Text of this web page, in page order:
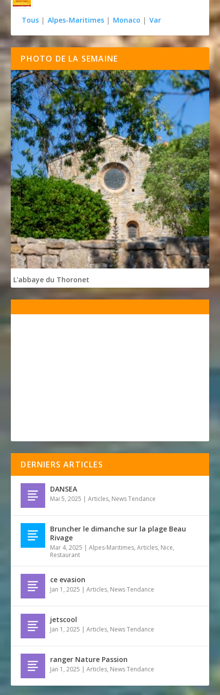
Tous | Alpes-Maritimes | Monaco | Var
PHOTO DE LA SEMAINE
L'abbaye du Thoronet
DERNIERS ARTICLES
DANSEA
Mai 5, 2025 |Articles, News Tendance
Bruncher le dimanche sur la plage Beau
Rivage
Mar 4, 2025 |Alpes-Maritimes,Articles, Nice,
Restaurant
ce evasion
Jan 1, 2025 |Articles, News Tendance
jetscool
Jan 1, 2025 |Articles, News Tendance
ranger Nature Passion
Jan 1, 2025 |Articles, News Tendance